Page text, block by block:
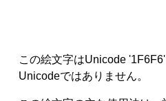
この絵文字はUnicode
Unicodeではありません。